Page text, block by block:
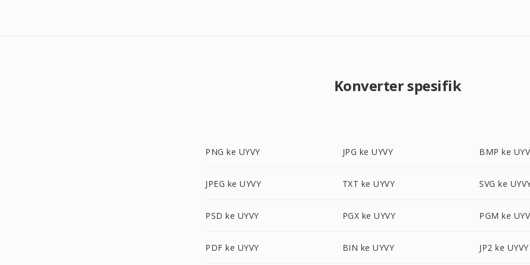
Konverter spesifik
PNG ke UYVY JPG ke UYVY BMP ke
JPEG ke UYVY TXT ke UYVY SVG ke
PSD ke UYVY PGX ke UYVY PGM ke
PDF ke UYVY BIN ke UYVY JP2 ke UYVY